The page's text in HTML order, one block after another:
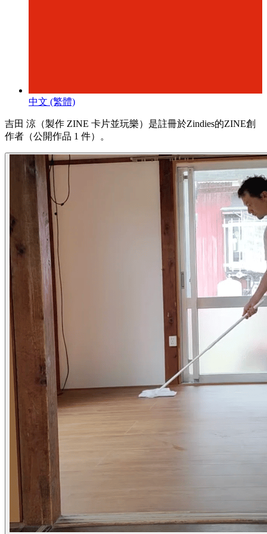
中文 (繁體)
吉田 涼（製作 ZINE 卡片並玩樂）是註冊於Zindies的ZINE創
作者（公開作品 1 件）。